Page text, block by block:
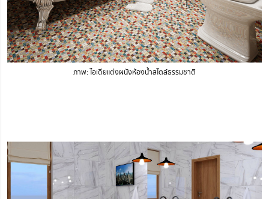
ภาพ: ไอเดียแต่งผนังห้องน้ำสไตล์ธรรมชาติ